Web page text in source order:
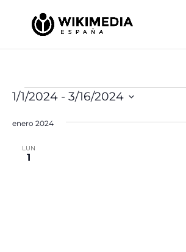
Eventos
1/1/2024 - 3/16/2024
la
enero 2024
LUN
1